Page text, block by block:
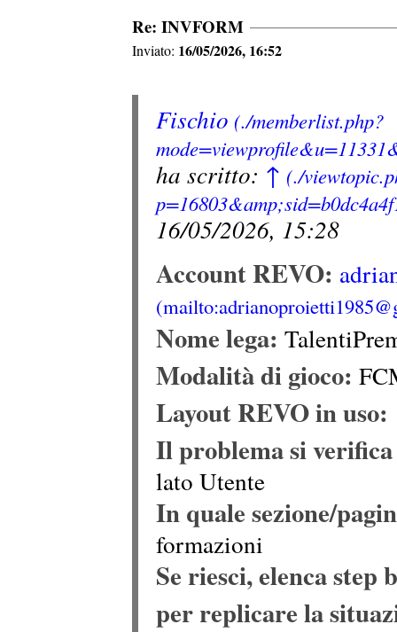
Re: INVFORM
Inviato: 16/05/2026, 16:52
Fischio
ha scritto: ↑
16/05/2026, 15:28
Account REVO:
Nome lega:
Modalità di gioco:
Layout REVO in uso:
Il problema si
lato Utente
In quale sezione/
formazioni
Se riesci, elenca step
per replicare la